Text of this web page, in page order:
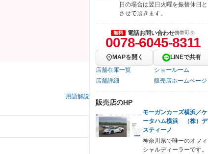
用語解説
日の場合は翌日火曜を振替休日と
させて頂きます。
無料 電話お問い合わせ携帯可
0078-6045-8311
MAPを開く
LINEで共有
店舗在庫一覧
ショールーム
店舗詳細
販売店ホームページ
販売店のHP
モーガンカーズ横浜／ケ
ータハム横浜 （株）デ
スティーノ
神奈川県で唯一のオフィ
シャルディーラーです。